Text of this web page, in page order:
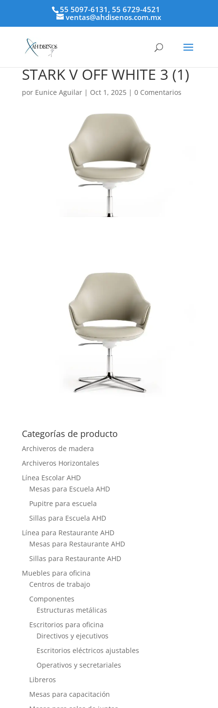
55 5097-6131, 55 6729-4521
ventas@ahdisenos.com.mx
STARK V OFF WHITE 3 (1)
por Eunice Aguilar| Oct 1, 2025| 0 Comentarios
Categorías de producto
Archiveros de madera
Archiveros Horizontales
Línea Escolar AHD
Mesas para Escuela AHD
Pupitre para escuela
Sillas para Escuela AHD
Línea para Restaurante AHD
Mesas para Restaurante AHD
Sillas para Restaurante AHD
Muebles para oficina
Centros de trabajo
Componentes
Estructuras metálicas
Escritorios para oficina
Directivos y ejecutivos
Escritorios eléctricos ajustables
Operativos y secretariales
Libreros
Mesas para capacitación